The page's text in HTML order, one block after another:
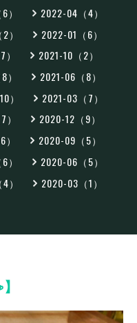
）
2022-04（4）
）
2022-01（6）
2021-10（2）
2021-06（8）
）
2021-03（7）
2020-12（9）
2020-09（5）
）
2020-06（5）
） 2020-03（1）